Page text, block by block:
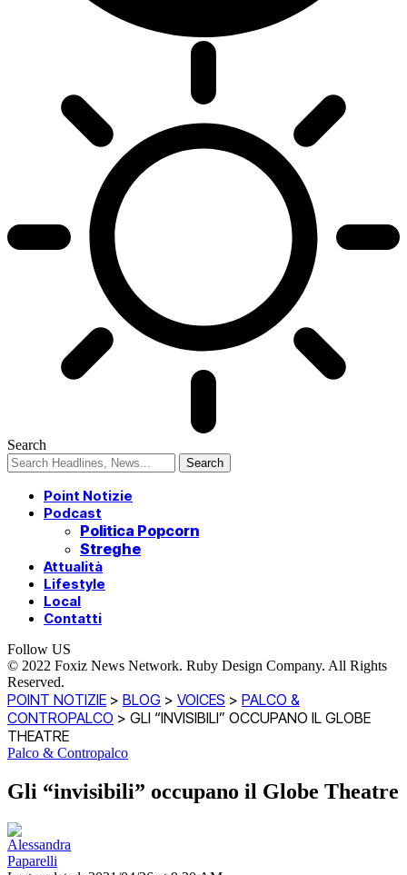
Search
Point Notizie
Podcast
Politica Popcorn
Streghe
Attualità
Lifestyle
Local
Contatti
Follow US
© 2022 Foxiz News Network. Ruby Design Company. All Rights
Reserved.
POINT NOTIZIE > BLOG > VOICES > PALCO &
CONTROPALCO > GLI “INVISIBILI” OCCUPANO IL GLOBE
THEATRE
Palco & Contropalco
Gli “invisibili” occupano il Globe Theatre